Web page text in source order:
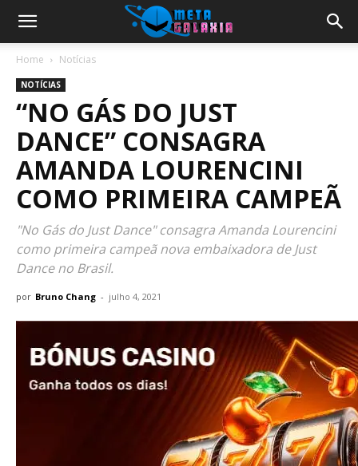
Home Notícias
NOTÍCIAS
“NO GÁS DO JUST
DANCE” CONSAGRA
AMANDA LOURENCINI
COMO PRIMEIRA CAMPEÃ
"No Gás do Just Dance" consagra Amanda Lourencini
como primeira campeã nova embaixadora de Just
Dance no Brasil.
por Bruno Chang - julho 4, 2021